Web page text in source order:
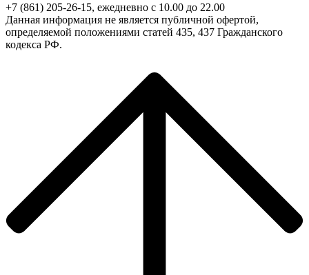
+7 (861) 205-26-15, ежедневно с 10.00 до 22.00
Данная информация не является публичной офертой,
определяемой положениями статей 435, 437 Гражданского
кодекса РФ.